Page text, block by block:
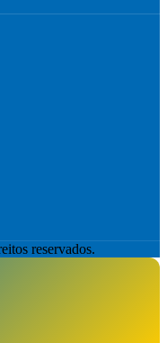
reservados.